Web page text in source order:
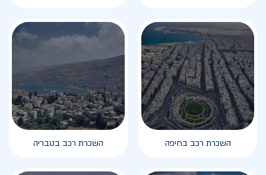
השכרת רכב בחיפה השכרת רכב בטבריה